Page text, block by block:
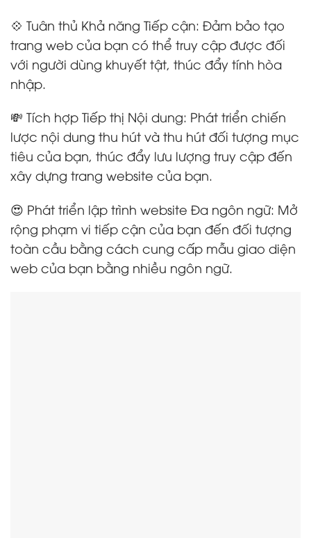
💠 Tuân thủ Khả năng Tiếp cận: Đảm bảo tạo
trang web của bạn có thể truy cập được đối
với người dùng khuyết tật, thúc đẩy tính hòa
nhập.
💸 Tích hợp Tiếp thị Nội dung: Phát triển chiến
lược nội dung thu hút và thu hút đối tượng mục
tiêu của bạn, thúc đẩy lưu lượng truy cập đến
xây dựng trang website của bạn.
😍 Phát triển lập trình website Đa ngôn ngữ: Mở
rộng phạm vi tiếp cận của bạn đến đối tượng
toàn cầu bằng cách cung cấp mẫu giao diện
web của bạn bằng nhiều ngôn ngữ.